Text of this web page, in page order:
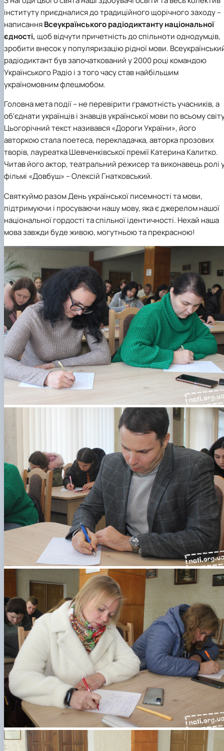
Іноземні мови
Працевлаштування
Їдальні та буфети
Студентські квитки
Центр вивчення мов
Психологічна підтримка
Інклюзивне середовище
Рада молодих вчених
Наукові школи
Стартап школа НУБіП України
Методичні рекомендації, пам'ятки
Форми документів
Патентно-ліцензійна діяльність
ЦКНО «Агропромисловий комплекс, лісове і
садово-паркове господарство, ветеринарна
медицина»
Обладнання НУБіП України
Біоетична комісія
Наукові видання
Досліднику та автору
Звіт про проведення НТЗ
Наукові журнали НУБіП України
Наукові журнали НУБіП України (English)
Пам'ятка про проведення науково-
проведення НТЗ
Результати науково-технічних заходів
Монографії
Наука для бізнесу
Каталог наукових послуг
«SEB-2024»
«SEB-2025»
Наглядова рада
Рада роботодавців
Благодійний фонд «Голосіївська ініціатива
2020»
Історія університету
Видатні випускники та працівники
Звіт ректора
Пам'яті захисників України
Почесні доктори і професори НУБіП України
Пресслужба
Університетський кур'єр
Вибори ректора
ініціатива – 2025»
Доступ до публічної інформації
Державні закупівлі
Офіційна символіка
Антикорупційні заходи
Уповноважена особа з питань запобігання
виявлення корупції
Положення про антикорупційного
уповноваженого НУБіП України
Нормативно-правові акти НУБіП України
Інформаційні ресурси НАЗК
Методичні роз’яснення НАЗК
Антикорупційні заходи
Гендерна радниця
Контактна інформація
інституту приєдналися до традиційного щорічного заходу –
написанняВсеукраїнського радіодиктанту національної
єдності, щоб відчути причетність до спільноти однодумців,
зробити внесок у популяризацію рідної мови.
радіодиктант був започаткований у 2000 році командою
Українського Радіо і з того часу став найбільшим
україномовним флешмобом.
Головна мета події – не перевірити грамотність учасників, а
об'єднати українців і знавців української мови по всьому
Цьогорічний текст називався «Дороги України», його
авторкою стала поетеса, перекладачка, авторка прозових
творів, лауреатка Шевченківської премії Катерина Калитко.
Читав його актор, театральний режисер та виконавець ролі
фільмі «Довбуш» – Олексій Гнатковський.
Святкуймо разом День української писемності та мови,
підтримуючи і просуваючи нашу мову, яка є джерелом нашої
національної гордості та спільної ідентичності. Нехай наша
мова завжди буде живою, могутньою та прекрасною!